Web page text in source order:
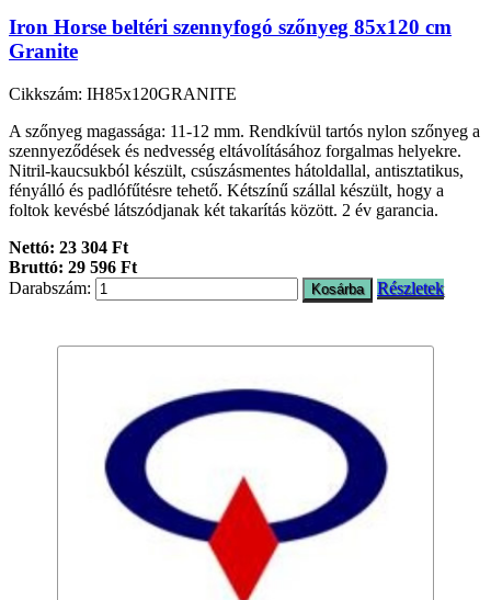
Iron Horse beltéri szennyfogó szőnyeg 85x120 cm
Granite
Cikkszám: IH85x120GRANITE
A szőnyeg magassága: 11-12 mm. Rendkívül tartós nylon szőnyeg a
szennyeződések és nedvesség eltávolításához forgalmas helyekre.
Nitril-kaucsukból készült, csúszásmentes hátoldallal, antisztatikus,
fényálló és padlófűtésre tehető. Kétszínű szállal készült, hogy a
foltok kevésbé látszódjanak két takarítás között. 2 év garancia.
Nettó: 23 304 Ft
Bruttó: 29 596 Ft
Darabszám:
Részletek